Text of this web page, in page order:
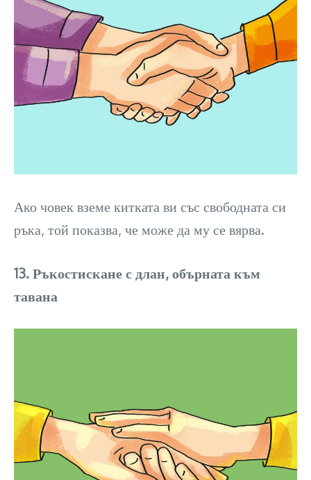
Ако човек вземе китката ви със свободната си
ръка, той показва, че може да му се вярва.
13. Ръкостискане с длан, обърната към
тавана